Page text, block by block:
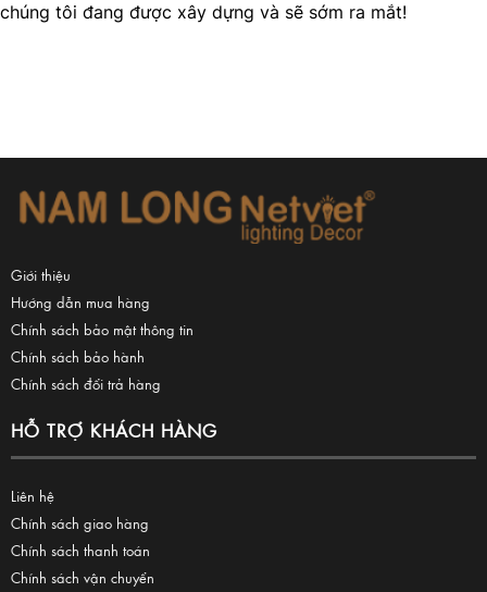
chúng tôi đang được xây dựng và sẽ sớm ra mắt!
Giới thiệu
Hướng dẫn mua hàng
Chính sách bảo mật thông tin
Chính sách bảo hành
Chính sách đổi trả hàng
HỖ TRỢ KHÁCH HÀNG
Liên hệ
Chính sách giao hàng
Chính sách thanh toán
Chính sách vận chuyển